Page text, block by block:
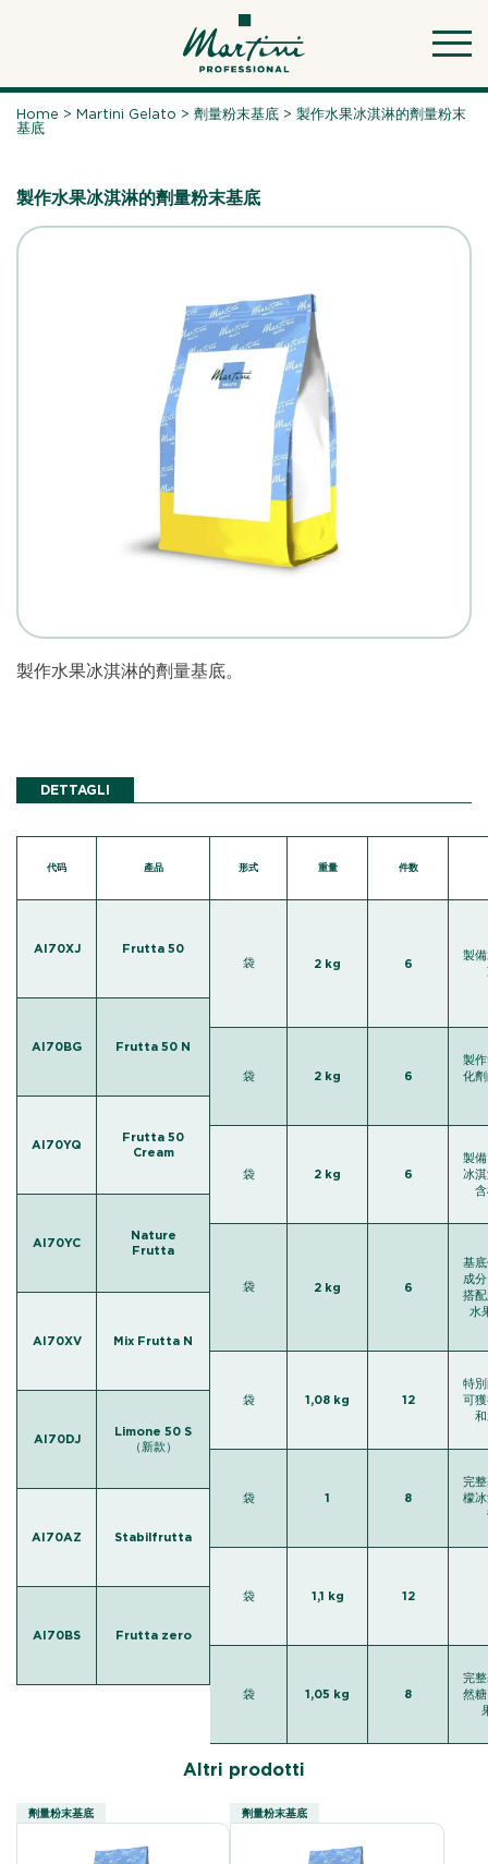
Home >Martini Gelato >劑量粉末基底 >製作水果冰淇淋的劑量粉末
基底
製作水果冰淇淋的劑量粉末基底
製作水果冰淇淋的劑量基底。
DETTAGLI
代码 產品
AI70XJ Frutta 50
AI70BG Frutta 50 N
AI70YQ
Frutta 50
Cream
AI70YC
Nature
Frutta
AI70XV Mix Frutta N
AI70DJ
Limone 50 S
（新款）
AI70AZ Stabilfrutta
AI70BS Frutta zero
形式 重量 件数
袋 2 kg 6
製
袋 2 kg 6
製
化
袋 2 kg 6
製
冰
袋 2 kg 6
基
成
搭
水
袋 1,08 kg 12
特
可
袋 1 8
完
檬
袋 1,1 kg 12
袋 1,05 kg 8
完
然
Altri prodotti
劑量粉末基底 劑量粉末基底